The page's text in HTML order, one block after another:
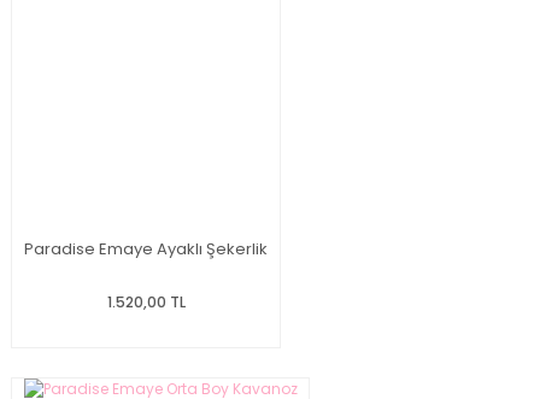
Paradise Emaye Ayaklı Şekerlik
1.520,00 TL